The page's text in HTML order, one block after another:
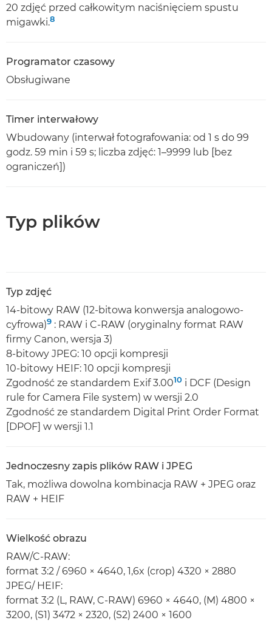
20 zdjęć przed całkowitym naciśnięciem spustu
migawki.8
Programator czasowy
Obsługiwane
Timer interwałowy
Wbudowany (interwał fotografowania: od 1 s do 99
godz. 59 min i 59 s; liczba zdjęć: 1–9999 lub [bez
ograniczeń])
Typ plików
Typ zdjęć
14-bitowy RAW (12-bitowa konwersja analogowo-
cyfrowa)9 : RAW i C-RAW (oryginalny format RAW
firmy Canon, wersja 3)
8-bitowy JPEG: 10 opcji kompresji
10-bitowy HEIF: 10 opcji kompresji
Zgodność ze standardem Exif 3.0010 i DCF (Design
rule for Camera File system) w wersji 2.0
Zgodność ze standardem Digital Print Order Format
[DPOF] w wersji 1.1
Jednoczesny zapis plików RAW i JPEG
Tak, możliwa dowolna kombinacja RAW + JPEG oraz
RAW + HEIF
Wielkość obrazu
RAW/C-RAW:
format 3:2 / 6960 × 4640, 1,6x (crop) 4320 × 2880
JPEG/ HEIF:
format 3:2 (L, RAW, C-RAW) 6960 × 4640, (M) 4800 ×
3200, (S1) 3472 × 2320, (S2) 2400 × 1600